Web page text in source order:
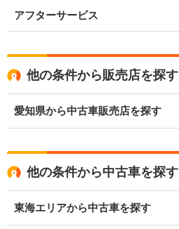
アフターサービス
他の条件から販売店を探す
愛知県から中古車販売店を探す
他の条件から中古車を探す
東海エリアから中古車を探す